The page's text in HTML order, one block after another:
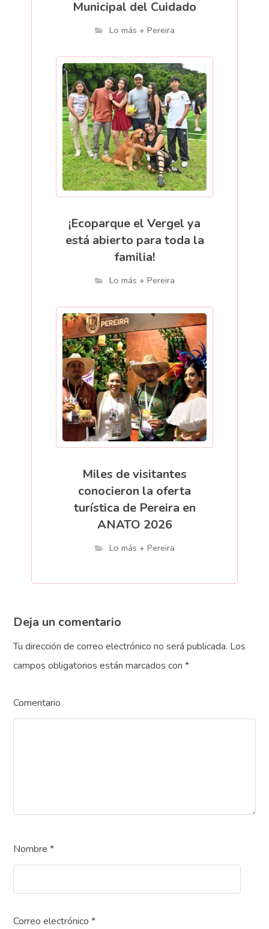
Municipal del Cuidado
Lo más + Pereira
¡Ecoparque el Vergel ya
está abierto para toda la
familia!
Lo más + Pereira
Miles de visitantes
conocieron la oferta
turística de Pereira en
ANATO 2026
Lo más + Pereira
Deja un comentario
Tu dirección de correo electrónico no será publicada. Los
campos obligatorios están marcados con*
Comentario
Nombre*
Correo electrónico*